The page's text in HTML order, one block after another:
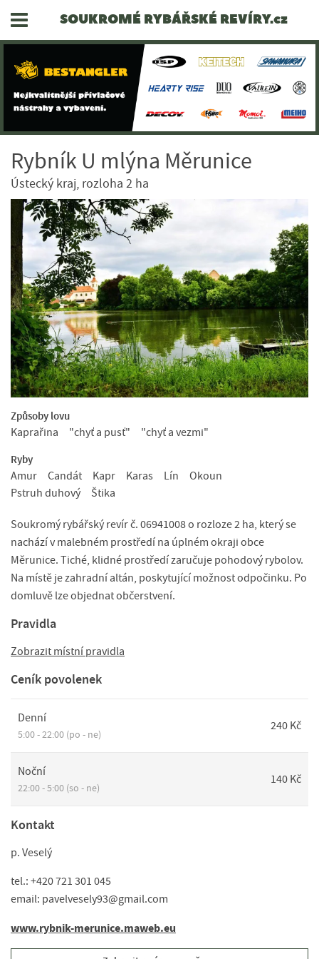
SOUKROMÉ RYBÁŘSKÉ REVÍRY.cz
Rybník U mlýna Měrunice
Ústecký kraj, rozloha 2 ha
Způsoby lovu
Kaprařina
"chyť a pusť"
"chyť a vezmi"
Ryby
Amur
Candát Kapr Karas Lín
Okoun
Pstruh duhový
Štika
Soukromý rybářský revír č. 06941008 o rozloze 2 ha, který se
nachází v malebném prostředí na úplném okraji obce
Měrunice. Tiché, klidné prostředí zaručuje pohodový rybolov.
Na místě je zahradní altán, poskytující možnost odpočinku. Po
domluvě lze objednat občerstvení.
Pravidla
Zobrazit místní pravidla
Ceník povolenek
Denní
5:00 - 22:00 (po - ne)
240 Kč
Noční
22:00 - 5:00 (so - ne)
140 Kč
Kontakt
p. Veselý
tel.: +420 721 301 045
email: pavelvesely93@gmail.com
www.rybnik-merunice.maweb.eu